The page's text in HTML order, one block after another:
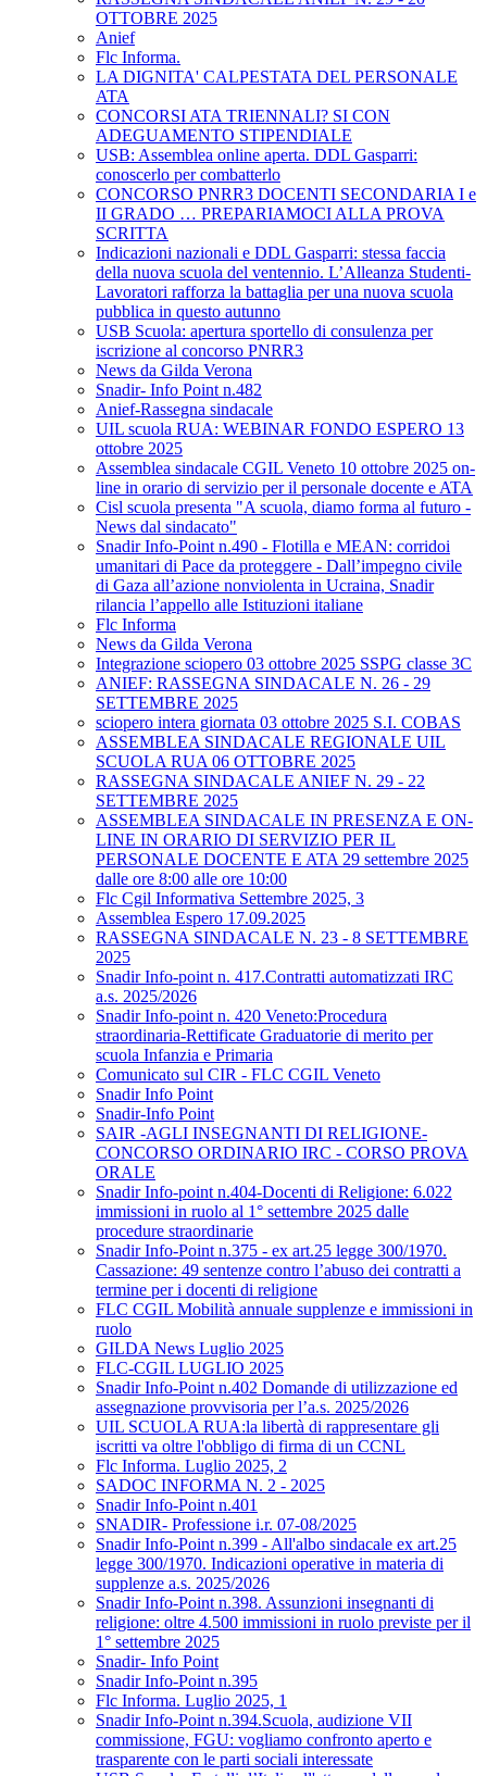
OTTOBRE 2025
Anief
Flc Informa.
LA DIGNITA' CALPESTATA DEL PERSONALE
ATA
CONCORSI ATA TRIENNALI? SI CON
ADEGUAMENTO STIPENDIALE
USB: Assemblea online aperta. DDL Gasparri:
conoscerlo per combatterlo
CONCORSO PNRR3 DOCENTI SECONDARIA I e
II GRADO … PREPARIAMOCI ALLA PROVA
SCRITTA
Indicazioni nazionali e DDL Gasparri: stessa faccia
della nuova scuola del ventennio. L’Alleanza Studenti-
Lavoratori rafforza la battaglia per una nuova scuola
pubblica in questo autunno
USB Scuola: apertura sportello di consulenza per
iscrizione al concorso PNRR3
News da Gilda Verona
Snadir- Info Point n.482
Anief-Rassegna sindacale
UIL scuola RUA: WEBINAR FONDO ESPERO 13
ottobre 2025
Assemblea sindacale CGIL Veneto 10 ottobre 2025 on-
line in orario di servizio per il personale docente e ATA
Cisl scuola presenta "A scuola, diamo forma al futuro -
News dal sindacato"
Snadir Info-Point n.490 - Flotilla e MEAN: corridoi
umanitari di Pace da proteggere - Dall’impegno civile
di Gaza all’azione nonviolenta in Ucraina, Snadir
rilancia l’appello alle Istituzioni italiane
Flc Informa
News da Gilda Verona
Integrazione sciopero 03 ottobre 2025 SSPG classe 3C
ANIEF: RASSEGNA SINDACALE N. 26 - 29
SETTEMBRE 2025
sciopero intera giornata 03 ottobre 2025 S.I. COBAS
ASSEMBLEA SINDACALE REGIONALE UIL
SCUOLA RUA 06 OTTOBRE 2025
RASSEGNA SINDACALE ANIEF N. 29 - 22
SETTEMBRE 2025
ASSEMBLEA SINDACALE IN PRESENZA E ON-
LINE IN ORARIO DI SERVIZIO PER IL
PERSONALE DOCENTE E ATA 29 settembre 2025
dalle ore 8:00 alle ore 10:00
Flc Cgil Informativa Settembre 2025, 3
Assemblea Espero 17.09.2025
RASSEGNA SINDACALE N. 23 - 8 SETTEMBRE
2025
Snadir Info-point n. 417.Contratti automatizzati IRC
a.s. 2025/2026
Snadir Info-point n. 420 Veneto:Procedura
straordinaria-Rettificate Graduatorie di merito per
scuola Infanzia e Primaria
Comunicato sul CIR - FLC CGIL Veneto
Snadir Info Point
Snadir-Info Point
SAIR -AGLI INSEGNANTI DI RELIGIONE-
CONCORSO ORDINARIO IRC - CORSO PROVA
ORALE
Snadir Info-point n.404-Docenti di Religione: 6.022
immissioni in ruolo al 1° settembre 2025 dalle
procedure straordinarie
Snadir Info-Point n.375 - ex art.25 legge 300/1970.
Cassazione: 49 sentenze contro l’abuso dei contratti a
termine per i docenti di religione
FLC CGIL Mobilità annuale supplenze e immissioni in
ruolo
GILDA News Luglio 2025
FLC-CGIL LUGLIO 2025
Snadir Info-Point n.402 Domande di utilizzazione ed
assegnazione provvisoria per l’a.s. 2025/2026
UIL SCUOLA RUA:la libertà di rappresentare gli
iscritti va oltre l'obbligo di firma di un CCNL
Flc Informa. Luglio 2025, 2
SADOC INFORMA N. 2 - 2025
Snadir Info-Point n.401
SNADIR- Professione i.r. 07-08/2025
Snadir Info-Point n.399 - All'albo sindacale ex art.25
legge 300/1970. Indicazioni operative in materia di
supplenze a.s. 2025/2026
Snadir Info-Point n.398. Assunzioni insegnanti di
religione: oltre 4.500 immissioni in ruolo previste per il
1° settembre 2025
Snadir- Info Point
Snadir Info-Point n.395
Flc Informa. Luglio 2025, 1
Snadir Info-Point n.394.Scuola, audizione VII
commissione, FGU: vogliamo confronto aperto e
trasparente con le parti sociali interessate